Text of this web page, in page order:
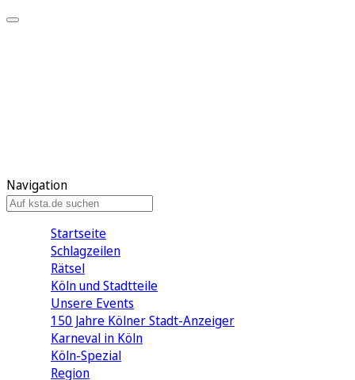
Navigation
Startseite
Schlagzeilen
Rätsel
Köln und Stadtteile
Unsere Events
150 Jahre Kölner Stadt-Anzeiger
Karneval in Köln
Köln-Spezial
Region